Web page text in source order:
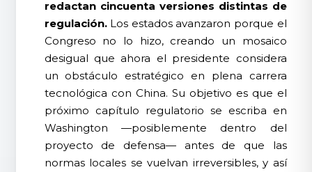
redactan cincuenta versiones distintas de
regulación.Los estados avanzaron porque el
Congreso no lo hizo, creando un mosaico
desigual que ahora el presidente considera
un obstáculo estratégico en plena carrera
tecnológica con China. Su objetivo es que el
próximo capítulo regulatorio se escriba en
Washington —posiblemente dentro del
proyecto de defensa— antes de que las
normas locales se vuelvan irreversibles, y así